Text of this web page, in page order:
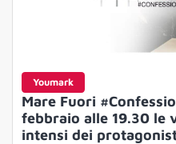
Youmark
Mare Fuori
febbraio alle 19.30 le
intensi dei